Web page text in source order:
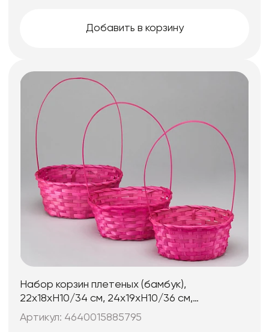
Добавить в корзину
Набор корзин плетеных (бамбук),
22х18xH10/34 см, 24х19xH10/36 см,
27х21xH10/38 см, 3 шт., розовый
Артикул: 4640015885795